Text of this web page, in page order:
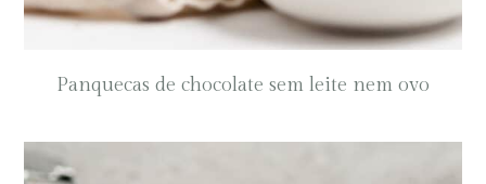
Panquecas de chocolate sem leite nem ovo